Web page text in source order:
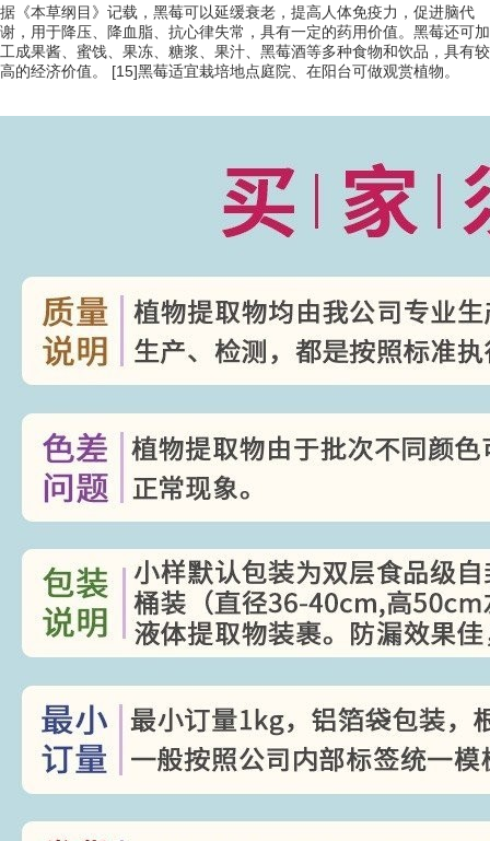
据《本草纲目》记载，黑莓可以延缓衰老，提高人体免疫力，促进脑代
谢，用于降压、降血脂、抗心律失常，具有一定的药用价值。黑莓还可加
工成果酱、蜜饯、果冻、糖浆、果汁、黑莓酒等多种食物和饮品，具有较
高的经济价值。 [15]黑莓适宜栽培地点庭院、在阳台可做观赏植物。